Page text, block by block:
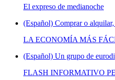
El expreso de medianoche
(Español) Comprar o
LA ECONOMÍA MÁS
(Español) Un grupo de
FLASH INFORMATIVO PE